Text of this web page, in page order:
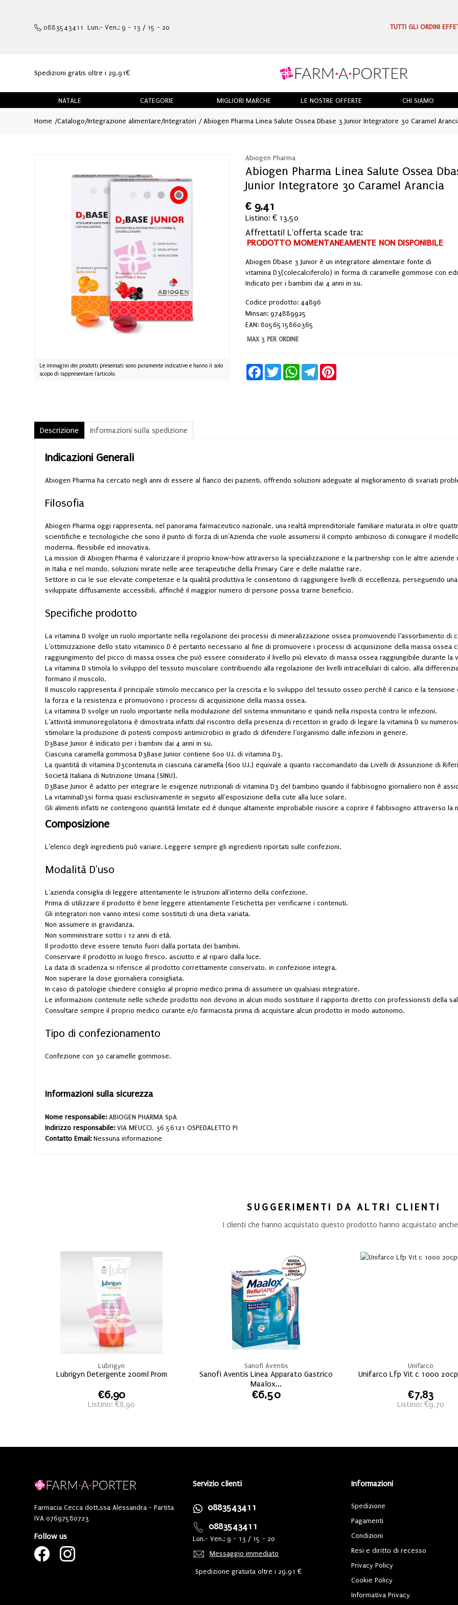
0883543411 Lun.- Ven.: 9 - 13 / 15 - 20 TUTTI GLI ORDINI
Spedizioni gratis oltre i 29,91€
NATALE CATEGORIE MIGLIORI MARCHE LE NOSTRE OFFERTE CHI SIAMO
Home Catalogo/Integrazione alimentare/Integratori Abiogen Pharma Linea Salute Ossea Dbase 3 Junior Integratore 30 Caramel
Le immagini dei prodotti presentati sono puramente indicative e hanno il solo
scopo di rappresentare l'articolo.
Abiogen Pharma
Abiogen Pharma Linea Salute Ossea
Junior Integratore 30 Caramel Arancia
€ 9,41
Listino: € 13,50
Affrettati! L'offerta scade tra:
PRODOTTO MOMENTANEAMENTE NON DISPONIBILE
Abiogen Dbase 3 Junior è un integratore alimentare fonte di
vitamina D3(colecalciferolo) in forma di caramelle gommose con
Indicato per i bambini dai 4 anni in su.
Codice prodotto: 44896
Minsan:974889925
EAN: 8056515860365
MAX 3 PER ORDINE
FacebookTwitter WhatsAppTelegram
Descrizione Informazioni sulla spedizione
Indicazioni Generali
Abiogen Pharma ha cercato negli anni di essere al fianco dei pazienti, offrendo soluzioni adeguate al miglioramento di svariati
Filosofia
Abiogen Pharma oggi rappresenta, nel panorama farmaceutico nazionale, una realtà imprenditoriale familiare maturata in oltre
scientifiche e tecnologiche che sono il punto di forza di un’Azienda che vuole assumersi il compito ambizioso di coniugare il
moderna, flessibile ed innovativa.
La mission di Abiogen Pharma è valorizzare il proprio know-how attraverso la specializzazione e la partnership con le altre
in Italia e nel mondo, soluzioni mirate nelle aree terapeutiche della Primary Care e delle malattie rare.
Settore in cui le sue elevate competenze e la qualità produttiva le consentono di raggiungere livelli di eccellenza, perseguendo
sviluppate diffusamente accessibili, affinché il maggior numero di persone possa trarne beneficio.
Specifiche prodotto
La vitamina D svolge un ruolo importante nella regolazione dei processi di mineralizzazione ossea promuovendo l’assorbimento di
L’ottimizzazione dello stato vitaminico D è pertanto necessario al fine di promuovere i processi di acquisizione della massa ossea
raggiungimento del picco di massa ossea che può essere considerato il livello più elevato di massa ossea raggiungibile durante la
La vitamina D stimola lo sviluppo del tessuto muscolare contribuendo alla regolazione dei livelli intracellulari di calcio, alla
formano il muscolo.
Il muscolo rappresenta il principale stimolo meccanico per la crescita e lo sviluppo del tessuto osseo perché il carico e la tensione
la forza e la resistenza e promuovono i processi di acquisizione della massa ossea.
La vitamina D svolge un ruolo importante nella modulazione del sistema immunitario e quindi nella risposta contro le infezioni.
L’attività immunoregolatoria è dimostrata infatti dal riscontro della presenza di recettori in grado di legare la vitamina D su
stimolare la produzione di potenti composti antimicrobici in grado di difendere l’organismo dalle infezioni in genere.
D3Base Junior è indicato per i bambini dai 4 anni in su.
Ciascuna caramella gommosa D3Base Junior contiene 600 U.I. di vitamina D3.
La quantità di vitamina D3contenuta in ciascuna caramella (600 U.I.) equivale a quanto raccomandato dai Livelli di Assunzione di
Società Italiana di Nutrizione Umana (SINU).
D3Base Junior è adatto per integrare le esigenze nutrizionali di vitamina D3 del bambino quando il fabbisogno giornaliero non è
La vitaminaD3si forma quasi esclusivamente in seguito all’esposizione della cute alla luce solare.
Gli alimenti infatti ne contengono quantità limitate ed è dunque altamente improbabile riuscire a coprire il fabbisogno attraverso la
Composizione
L’elenco degli ingredienti può variare. Leggere sempre gli ingredienti riportati sulle confezioni.
Modalità D'uso
L'azienda consiglia di leggere attentamente le istruzioni all'interno della confezione.
Prima di utilizzare il prodotto è bene leggere attentamente l'etichetta per verificarne i contenuti.
Gli integratori non vanno intesi come sostituti di una dieta variata.
Non assumere in gravidanza.
Non somministrare sotto i 12 anni di età.
Il prodotto deve essere tenuto fuori dalla portata dei bambini.
Conservare il prodotto in luogo fresco, asciutto e al riparo dalla luce.
La data di scadenza si riferisce al prodotto correttamente conservato, in confezione integra.
Non superare la dose giornaliera consigliata.
In caso di patologie chiedere consiglio al proprio medico prima di assumere un qualsiasi integratore.
Le informazioni contenute nelle schede prodotto non devono in alcun modo sostituire il rapporto diretto con professionisti della
Consultare sempre il proprio medico curante e/o farmacista prima di acquistare alcun prodotto in modo autonomo.
Tipo di confezionamento
Confezione con 30 caramelle gommose.
Informazioni sulla sicurezza
Nome responsabile: ABIOGEN PHARMA SpA
Indirizzo responsabile: VIA MEUCCI, 36 56121 OSPEDALETTO PI
Contatto Email: Nessuna informazione
SUGGERIMENTI DA ALTRI CLIENTI
I clienti che hanno acquistato questo prodotto hanno acquistato
Lubrigyn
Lubrigyn Detergente 200ml Prom
€6,90
Listino: €8,90
Sanofi Aventis
Sanofi Aventis Linea Apparato Gastrico
Maalox...
€6,50
Unifarco
Unifarco Lfp Vit c 1000
€7,83
Listino: €9,70
Farmacia Cecca dott.ssa Alessandra - Partita
IVA 07697580723
Follow us
Servizio clienti
0883543411
0883543411
Lun.- Ven.: 9 - 13 / 15 - 20
Messaggio immediato
Spedizione gratuita oltre i 29,91 €
Informazioni
Spedizione
Pagamenti
Condizioni
Resi e diritto di recesso
Privacy Policy
Cookie Policy
Informativa Privacy